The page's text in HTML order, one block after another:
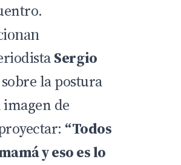
Sergio
la postura
de
“Todos
y eso es lo